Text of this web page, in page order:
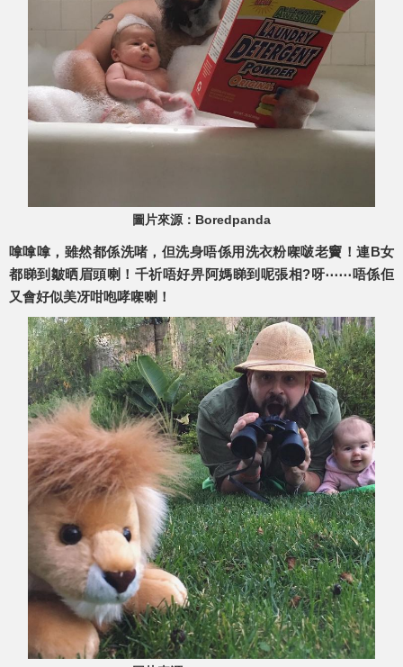
圖片來源：Boredpanda
嗱嗱嗱，雖然都係洗啫，但洗身唔係用洗衣粉㗎啵老竇！連B女
都睇到皺晒眉頭喇！千祈唔好畀阿媽睇到呢張相?呀⋯⋯唔係佢
又會好似美冴咁咆哮㗎喇！